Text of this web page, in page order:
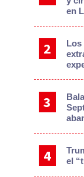
en
Los
el